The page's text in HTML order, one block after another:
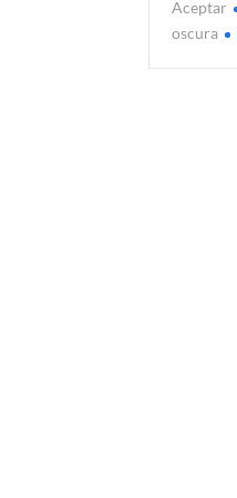
Aceptar
oscura